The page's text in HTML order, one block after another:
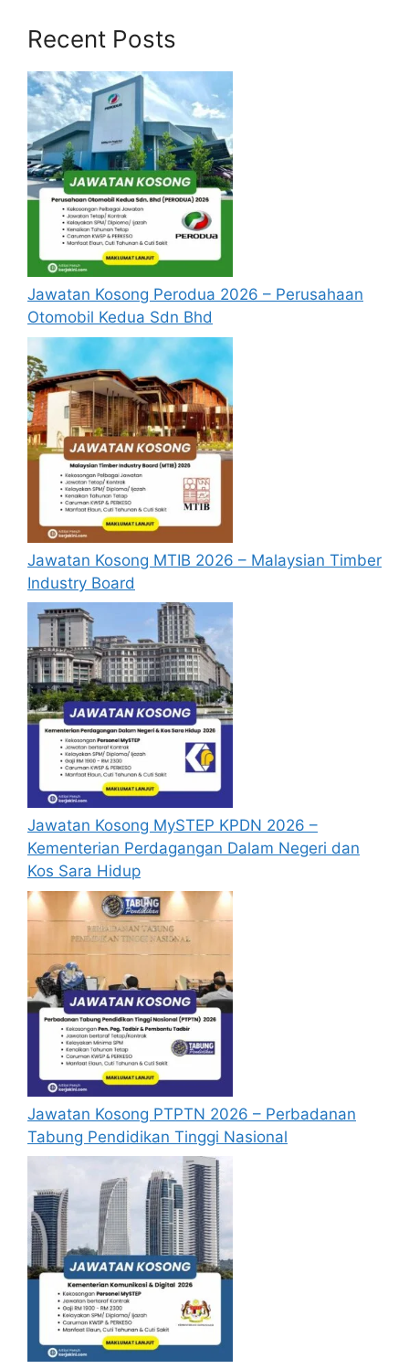
Borang Permohonan
Recent Posts
Jawatan Kosong Perodua 2026 – Perusahaan
Otomobil Kedua Sdn Bhd
Jawatan Kosong MTIB 2026 – Malaysian Timber
Industry Board
Jawatan Kosong MySTEP KPDN 2026 –
Kementerian Perdagangan Dalam Negeri dan
Kos Sara Hidup
Jawatan Kosong PTPTN 2026 – Perbadanan
Tabung Pendidikan Tinggi Nasional